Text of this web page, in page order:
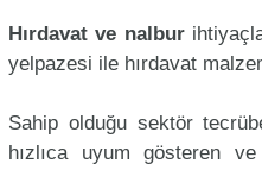
Hırdavat ve nalbur
yelpazesi ile hırdavat
Sahip olduğu sektör
hızlıca uyum gösteren